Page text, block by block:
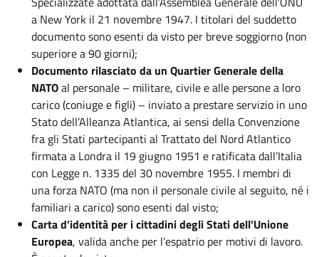
a New York il 21 novembre 1947. I titolari del suddetto
documento sono esenti da visto per breve soggiorno (non
superiore a 90 giorni);
Documento rilasciato da un Quartier Generale della
NATOal personale – militare, civile e alle persone a loro
carico (coniuge e figli) – inviato a prestare servizio in uno
Stato dell’Alleanza Atlantica, ai sensi della Convenzione
fra gli Stati partecipanti al Trattato del Nord Atlantico
firmata a Londra il 19 giugno 1951 e ratificata dall’Italia
con Legge n. 1335 del 30 novembre 1955. I membri di
una forza NATO (ma non il personale civile al seguito, né i
familiari a carico) sono esenti dal visto;
Carta d’identità per i cittadini degli Stati dell’Unione
Europea, valida anche per l’espatrio per motivi di lavoro.